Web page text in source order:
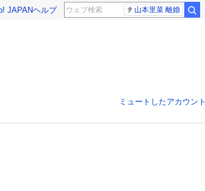
JAPANヘルプ 山本里菜 離婚
ミュートしたアカウント